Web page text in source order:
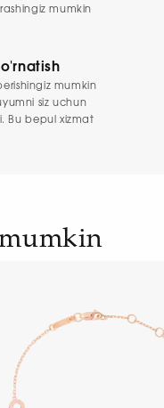
mumkin
mumkin
siz uchun
Bu bepul xizmat